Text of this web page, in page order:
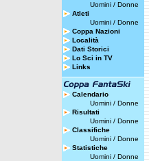
Uomini / Donne
Atleti
Uomini / Donne
Coppa Nazioni
Località
Dati Storici
Lo Sci in TV
Links
Calendario
Uomini / Donne
Risultati
Uomini / Donne
Classifiche
Uomini / Donne
Statistiche
Uomini / Donne